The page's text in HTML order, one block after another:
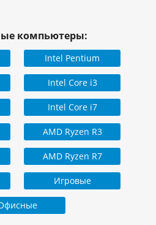
компьютеры:
Intel Pentium
Intel Core i3
Intel Core i7
AMD Ryzen R3
AMD Ryzen R7
Игровые